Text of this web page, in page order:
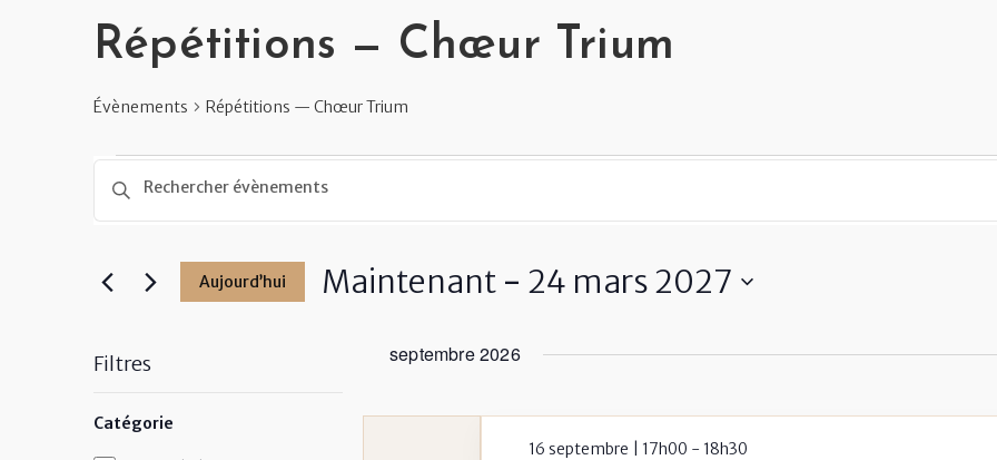
Répétitions — Chœur Trium
Évènements Répétitions — Chœur Trium
Évènements
Recherche
navigation
vues
Saisir
mot-
Évènements
clé.
Aujourd’hui Maintenant - 24 mars 2027
Filtres
modification
Catégorie
septembre 2026
16 septembre | 17h00 - 18h30